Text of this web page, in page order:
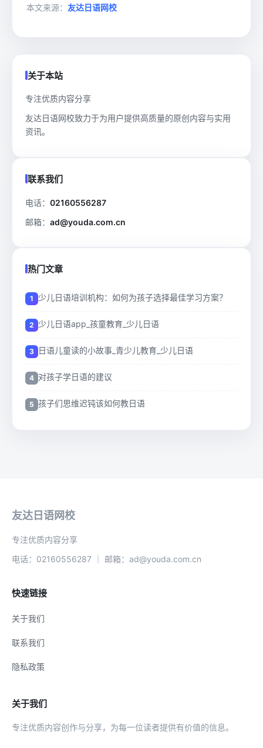
本文来源： 友达日语网校
关于本站
专注优质内容分享
友达日语网校致力于为用户提供高质量的原创内容与实用
资讯。
联系我们
电话： 02160556287
邮箱： ad@youda.com.cn
热门文章
少儿日语培训机构：如何为孩子选择最佳学习方案？
少儿日语app_孩童教育_少儿日语
日语儿童读的小故事_青少儿教育_少儿日语
对孩子学日语的建议
孩子们思维迟钝该如何教日语
友达日语网校
专注优质内容分享
电话：02160556287 ｜ 邮箱：ad@youda.com.cn
快速链接
关于我们
联系我们
隐私政策
关于我们
专注优质内容创作与分享，为每一位读者提供有价值的信息。